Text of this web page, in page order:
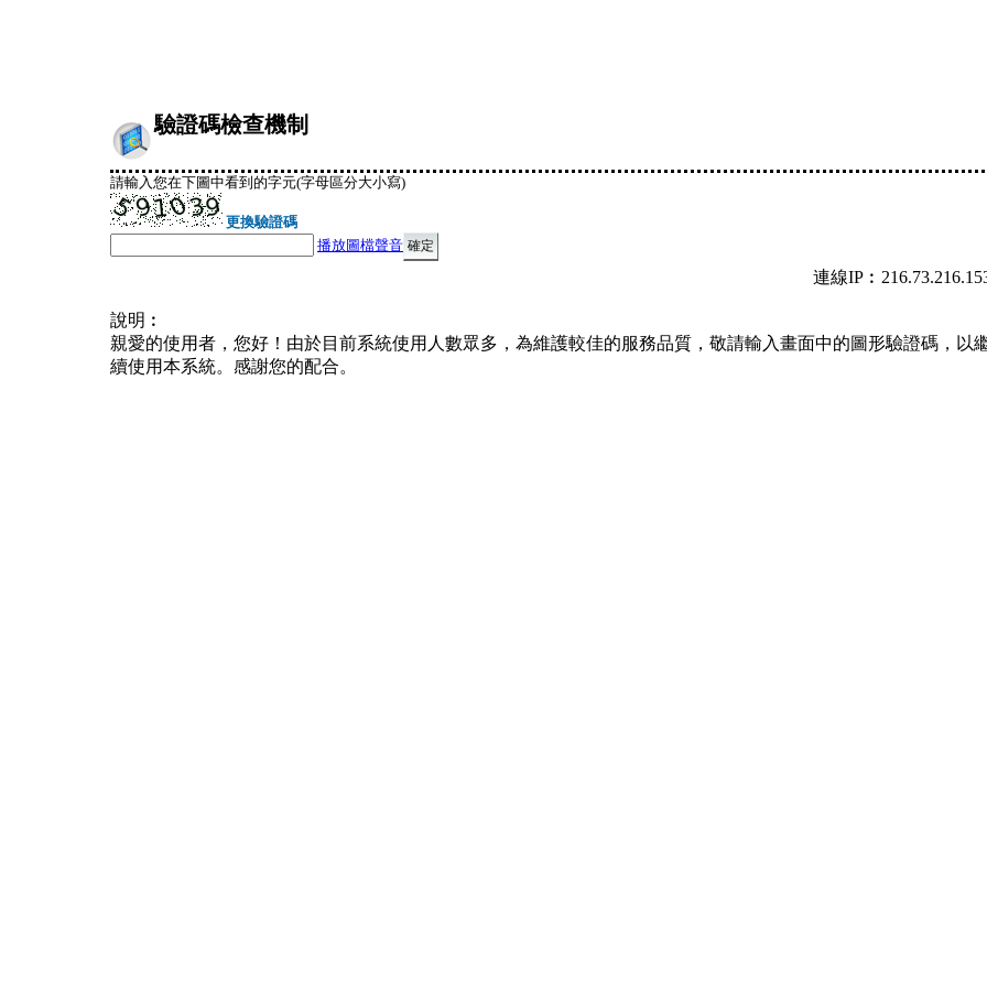
驗證碼檢查機制
請輸入您在下圖中看到的字元(字母區分大小寫)
更換驗證碼
播放圖檔聲音
連線
說明︰
親愛的使用者，您好！由於目前系統使用人數眾多，為維護較佳的服務品質，敬請輸入畫面中的圖形驗證碼，以
續使用本系統。感謝您的配合。